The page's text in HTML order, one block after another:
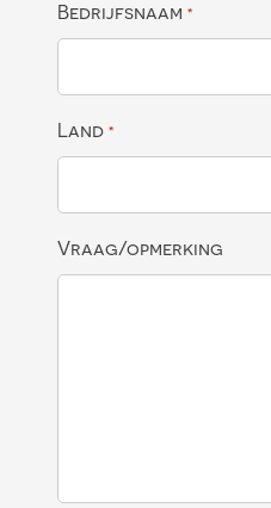
Bedrijfsnaam *
Land *
Vraag/opmerking